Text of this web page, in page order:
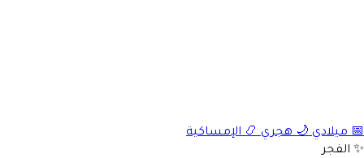
📅 ميلادي 🌙 هجري 📿 الإمساكية
✨ الفجر